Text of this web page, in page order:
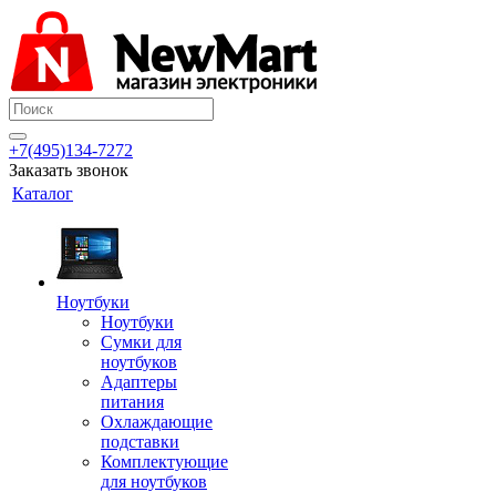
+7(495)134-7272
Заказать звонок
Каталог
Ноутбуки
Ноутбуки
Сумки для
ноутбуков
Адаптеры
питания
Охлаждающие
подставки
Комплектующие
для ноутбуков